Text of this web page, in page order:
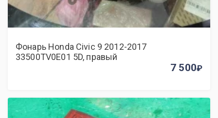
Фонарь Honda Civic 9 2012-2017
33500TV0E01 5D, правый
7 500